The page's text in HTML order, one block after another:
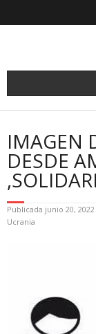
IMAGEN
DESDE
Publicada junio 20, 2022
Ucrania